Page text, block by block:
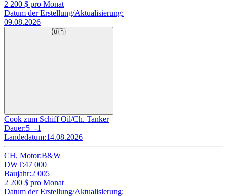
2 200 $ pro Monat
Datum der Erstellung/Aktualisierung:
09.08.2026
🇺🇦
Cook zum Schiff Oil/Ch. Tanker
Dauer:5+-1
Landedatum:14.08.2026
CH. Motor:B&W
DWT:47 000
Baujahr:2 005
2 200 $ pro Monat
Datum der Erstellung/Aktualisierung: